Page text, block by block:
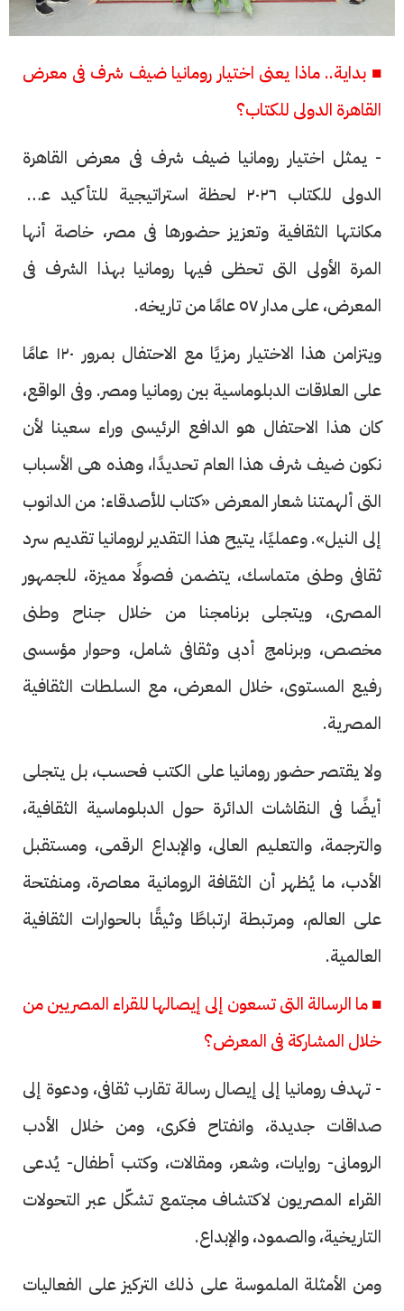
■ بداية.. ماذا يعنى اختيار رومانيا ضيف شرف فى معرض
القاهرة الدولى للكتاب؟
- يمثل اختيار رومانيا ضيف شرف فى معرض القاهرة
الدولى للكتاب ٢٠٢٦ لحظة استراتيجية للتأكيد على
مكانتها الثقافية وتعزيز حضورها فى مصر، خاصة أنها
المرة الأولى التى تحظى فيها رومانيا بهذا الشرف فى
المعرض، على مدار ٥٧ عامًا من تاريخه.
ويتزامن هذا الاختيار رمزيًا مع الاحتفال بمرور ١٢٠ عامًا
على العلاقات الدبلوماسية بين رومانيا ومصر. وفى الواقع،
كان هذا الاحتفال هو الدافع الرئيسى وراء سعينا لأن
نكون ضيف شرف هذا العام تحديدًا، وهذه هى الأسباب
التى ألهمتنا شعار المعرض «كتاب للأصدقاء: من الدانوب
إلى النيل». وعمليًا، يتيح هذا التقدير لرومانيا تقديم سرد
ثقافى وطنى متماسك، يتضمن فصولًا مميزة، للجمهور
المصرى، ويتجلى برنامجنا من خلال جناح وطنى
مخصص، وبرنامج أدبى وثقافى شامل، وحوار مؤسسى
رفيع المستوى، خلال المعرض، مع السلطات الثقافية
المصرية.
ولا يقتصر حضور رومانيا على الكتب فحسب، بل يتجلى
أيضًا فى النقاشات الدائرة حول الدبلوماسية الثقافية،
والترجمة، والتعليم العالى، والإبداع الرقمى، ومستقبل
الأدب، ما يُظهر أن الثقافة الرومانية معاصرة، ومنفتحة
على العالم، ومرتبطة ارتباطًا وثيقًا بالحوارات الثقافية
العالمية.
■ ما الرسالة التى تسعون إلى إيصالها للقراء المصريين من
خلال المشاركة فى المعرض؟
- تهدف رومانيا إلى إيصال رسالة تقارب ثقافى، ودعوة إلى
صداقات جديدة، وانفتاح فكرى، ومن خلال الأدب
الرومانى- روايات، وشعر، ومقالات، وكتب أطفال- يُدعى
القراء المصريون لاكتشاف مجتمع تشكّل عبر التحولات
التاريخية، والصمود، والإبداع.
ومن الأمثلة الملموسة على ذلك التركيز على الفعاليات